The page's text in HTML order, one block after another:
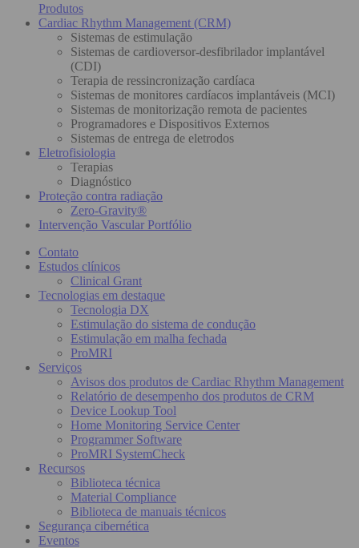
Produtos
Cardiac Rhythm Management (CRM)
Sistemas de estimulação
Sistemas de cardioversor-desfibrilador implantável
(CDI)
Terapia de ressincronização cardíaca
Sistemas de monitores cardíacos implantáveis (MCI)
Sistemas de monitorização remota de pacientes
Programadores e Dispositivos Externos
Sistemas de entrega de eletrodos
Eletrofisiologia
Terapias
Diagnóstico
Proteção contra radiação
Zero-Gravity®
Intervenção Vascular Portfólio
Contato
Estudos clínicos
Clinical Grant
Tecnologias em destaque
Tecnologia DX
Estimulação do sistema de condução
Estimulação em malha fechada
ProMRI
Serviços
Avisos dos produtos de Cardiac Rhythm Management
Relatório de desempenho dos produtos de CRM
Device Lookup Tool
Home Monitoring Service Center
Programmer Software
ProMRI SystemCheck
Recursos
Biblioteca técnica
Material Compliance
Biblioteca de manuais técnicos
Segurança cibernética
Eventos